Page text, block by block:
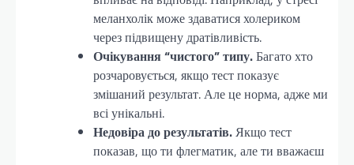
меланхолік може здаватися холериком
через підвищену дратівливість.
Очікування “чистого” типу.Багато хто
розчаровується, якщо тест показує
змішаний результат. Але це норма, адже ми
всі унікальні.
Недовіра до результатів.Якщо тест
показав, що ти флегматик, але ти вважаєш